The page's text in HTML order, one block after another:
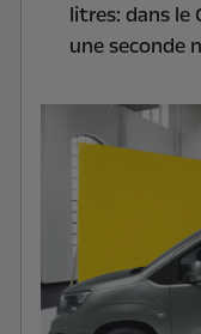
litres: dans le
une seconde